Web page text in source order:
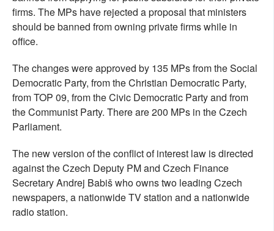
firms. The MPs have rejected a proposal that ministers
should be banned from owning private firms while in
office.
The changes were approved by 135 MPs from the Social
Democratic Party, from the Christian Democratic Party,
from TOP 09, from the Civic Democratic Party and from
the Communist Party. There are 200 MPs in the Czech
Parliament.
The new version of the conflict of interest law is directed
against the Czech Deputy PM and Czech Finance
Secretary Andrej Babiš who owns two leading Czech
newspapers, a nationwide TV station and a nationwide
radio station.